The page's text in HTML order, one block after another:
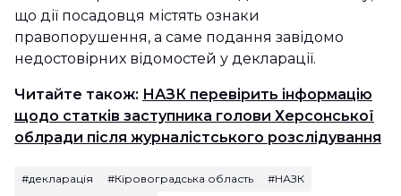
що дії посадовця містять ознаки
правопорушення, а саме подання завідомо
недостовірних відомостей у декларації.
Читайте також: НАЗК перевірить інформацію
щодо статків заступника голови Херсонської
облради після журналістського розслідування
#декларація #Кіровоградська область
#НАЗК